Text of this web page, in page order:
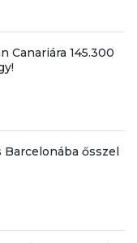
Canariára 145.300
ősszel